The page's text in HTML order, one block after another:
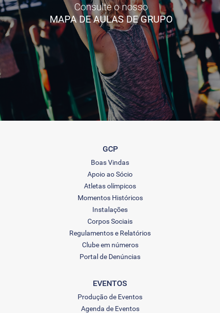
Consulte o nosso
MAPA DE AULAS DE GRUPO
GCP
Boas Vindas
Apoio ao Sócio
Atletas olímpicos
Momentos Históricos
Instalações
Corpos Sociais
Regulamentos e Relatórios
Clube em números
Portal de Denúncias
EVENTOS
Produção de Eventos
Agenda de Eventos